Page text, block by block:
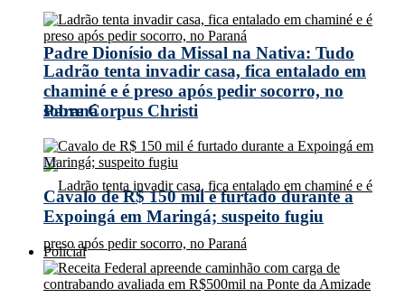
Padre Dionísio da Missal na Nativa: Tudo
sobre Corpus Christi
Ladrão tenta invadir casa, fica entalado em
chaminé e é preso após pedir socorro, no
Paraná
Cavalo de R$ 150 mil é furtado durante a
Expoingá em Maringá; suspeito fugiu
Policial